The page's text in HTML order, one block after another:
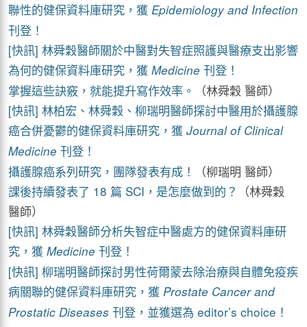
聯性的健保資料庫研究，獲 Epidemiology and Infection
刊登！
[快訊] 林舜穀醫師關於中醫對失智症照護與醫療支出影響
為何的健保資料庫研究，獲 Medicine 刊登！
掌握這些訣竅，就能提升寫作效率。
（林舜穀 醫師）
[快訊] 林柏宏、林舜穀、柳瑞明醫師探討中醫用於攝護腺
癌合併憂鬱的健保資料庫研究，獲 Journal of Clinical
Medicine 刊登！
攝護腺癌系列研究，團隊發表有成！
（柳瑞明 醫師）
課後持續發表了 18 篇 SCI，是怎麼做到的？
（林舜穀
醫師）
[快訊] 林舜穀醫師分析失智症中醫處方的健保資料庫研
究，獲 Medicine 刊登！
[快訊] 柳瑞明醫師探討男性荷爾蒙去除治療與自體免疫疾
病關聯的健保資料庫研究，獲 Prostate Cancer and
Prostatic Diseases 刊登，並獲選為 editor’s choice！